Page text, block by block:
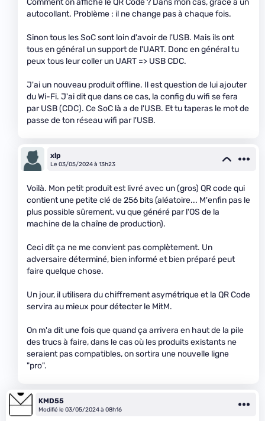
Comment on affiche le QR Code ? Dans mon cas, grâce à un
autocollant. Problème : il ne change pas à chaque fois.
Sinon tous les SoC sont loin d'avoir de l'USB. Mais ils ont
tous en général un support de l'UART. Donc en général tu
peux tous leur coller un UART => USB CDC.
J'ai un nouveau produit offline. Il est question de lui ajouter
du Wi-Fi. J'ai dit que dans ce cas, la config du wifi se fera
par USB (CDC). Ce SoC là a de l'USB. Et tu taperas le mot de
passe de ton réseau wifi par l'USB.
xlp
Le 03/05/2024 à 13h23
Voilà. Mon petit produit est livré avec un (gros) QR code qui
contient une petite clé de 256 bits (aléatoire... M'enfin pas le
plus possible sûrement, vu que généré par l'OS de la
machine de la chaîne de production).
Ceci dit ça ne me convient pas complètement. Un
adversaire déterminé, bien informé et bien préparé peut
faire quelque chose.
Un jour, il utilisera du chiffrement asymétrique et la QR Code
servira au mieux pour détecter le MitM.
On m'a dit une fois que quand ça arrivera en haut de la pile
des trucs à faire, dans le cas où les produits existants ne
seraient pas compatibles, on sortira une nouvelle ligne
"pro".
KMD55
Modifié le 03/05/2024 à 08h16